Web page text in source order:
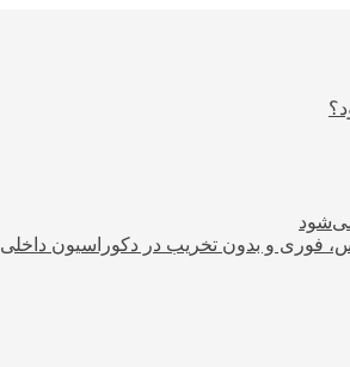
فوری و بدون تخریب در دکوراسیون داخلی